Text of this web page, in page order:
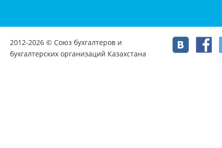
2012-2026 © Союз бухгалтеров и
бухгалтерских организаций Казахстана